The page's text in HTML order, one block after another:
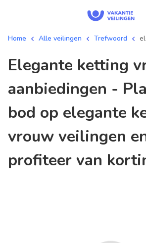
Home Alle veilingen Trefwoord
elegante ketting vrouw /
aanbiedingen -
bod op elegante
vrouw veilingen
profiteer van